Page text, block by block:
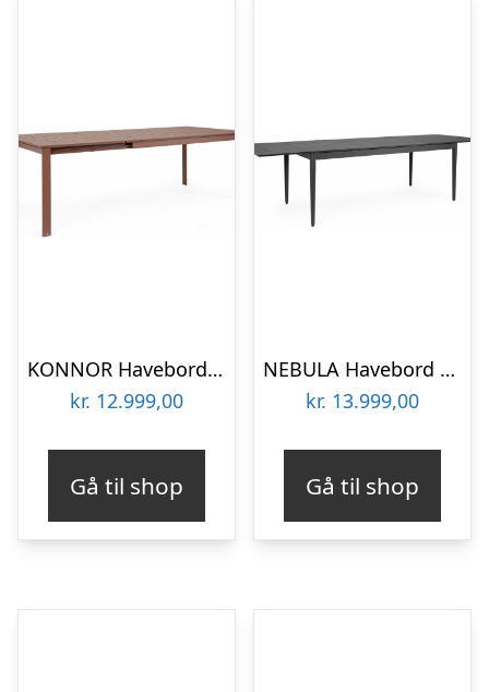
KONNOR Havebord med udtræk i aluminium 160 – 240 x 100 cm – Brun
kr. 12.999,00
Gå til shop
NEBULA Havebord med udtræk i aluminium 200 – 300 x 100 cm – Antracit
kr. 13.999,00
Gå til shop